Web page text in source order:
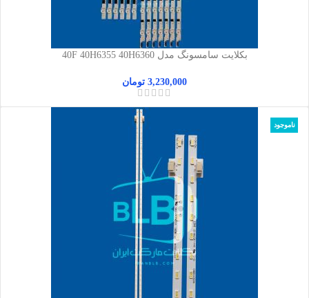
بکلایت سامسونگ مدل 40F 40H6355 40H6360
3,230,000 تومان
ناموجود